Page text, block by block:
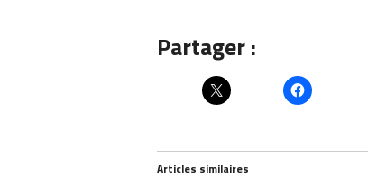
Partager :
Articles similaires